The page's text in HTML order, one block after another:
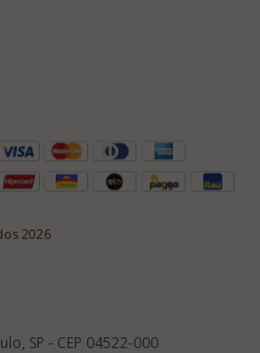
2026
SP - CEP 04522-000